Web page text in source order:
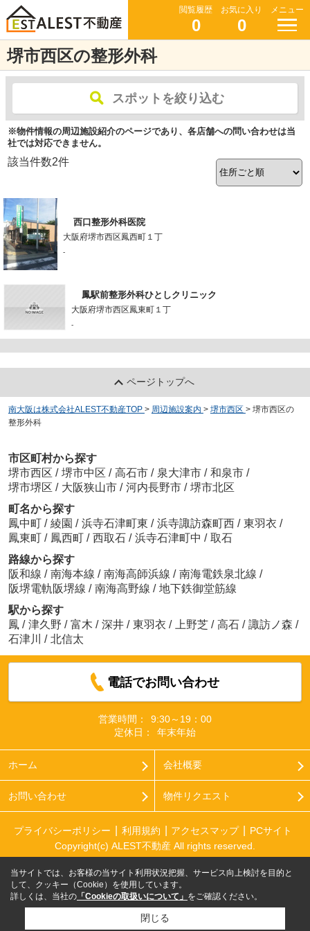
閲覧履歴
0
お気に入り
0
メニュー
堺市西区の整形外科
スポットを絞り込む
※物件情報の周辺施設紹介のページであり、各店舗への問い合わせは当
社では対応できません。
該当件数2件
西口整形外科医院
大阪府堺市西区鳳西町１丁
-
鳳駅前整形外科ひとしクリニック
大阪府堺市西区鳳東町１丁
-
ページトップへ
南大阪は株式会社ALEST不動産TOP > 周辺施設案内 > 堺市西区 > 堺市西区の
整形外科
市区町村から探す
堺市西区 / 堺市中区 / 高石市 / 泉大津市 / 和泉市 /
堺市堺区 / 大阪狭山市 / 河内長野市 / 堺市北区
町名から探す
鳳中町 / 綾園 / 浜寺石津町東 / 浜寺諏訪森町西 / 東羽衣 /
鳳東町 / 鳳西町 / 西取石 / 浜寺石津町中 / 取石
路線から探す
阪和線 / 南海本線 / 南海高師浜線 / 南海電鉄泉北線 /
阪堺電軌阪堺線 / 南海高野線 / 地下鉄御堂筋線
駅から探す
鳳 / 津久野 / 富木 / 深井 / 東羽衣 / 上野芝 / 高石 / 諏訪ノ森 /
石津川
/ 北信太
電話でお問い合わせ
営業時間：
9:30～19：00
定休日：
年末年始
ホーム 会社概要
お問い合わせ 物件リクエスト
プライバシーポリシー 利用規約 アクセスマップ
PCサイト
Copyright(c) ALEST不動産 All rights reserved.
当サイトでは、お客様の当サイト利用状況把握、サービス向上検討を目的と
して、クッキー（Cookie）を使用しています。
詳しくは、当社の 「Cookieの取扱いについて」 をご確認ください。
閉じる